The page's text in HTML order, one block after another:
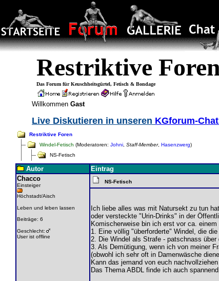
Restriktive
Das Forum für Keuschheitsgürtel, Fetisch & Bondage
Willkommen Gast
Live Diskutieren in unseren KGforum-
Restriktive Foren
Windel-Fetisch (Moderatoren: Johni Staff-Member, Hasenzwerg)
NS-Fetisch
Autor
Eintrag
Chacco
Einsteiger
Höchstadt/Aisch
Leben und leben lassen
Beiträge: 6
Geschlecht:
User ist offline
NS-Fetisch
Ich liebe alles was mit Natursekt zu tun
oder versteckte "Urin-Drinks" in der
Komischerweise bin ich erst vor ca.
1. Eine völlig "überforderte" Windel, die
2. Die Windel als Strafe - patschnass
3. Als Demütigung, wenn ich von meiner
(obwohl ich sehr oft in Damenwäsche
Kann das jemand von euch
Das Thema ABDL finde ich auch